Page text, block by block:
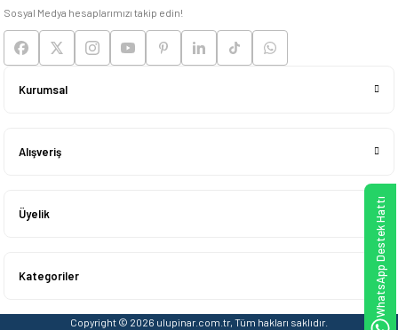
Sosyal Medya hesaplarımızı takip edin!
Kurumsal
Alışveriş
Üyelik
Kategoriler
Copyright © 2026 ulupinar.com.tr, Tüm hakları saklıdır.
WhatsApp Destek Hattı